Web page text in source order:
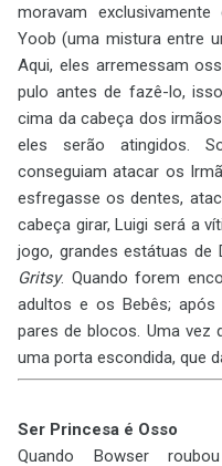
moravam
Yoob (uma mistura entre
Aqui, eles arremessam
pulo antes de fazê-lo,
cima da cabeça dos
eles serão atingidos.
conseguiam atacar os
esfregasse os dentes,
cabeça girar, Luigi será a
jogo, grandes estátuas de
Gritsy. Quando forem
adultos e os Bebês;
pares de blocos. Uma vez
uma porta escondida, que
Ser Princesa é Osso
Quando Bowser